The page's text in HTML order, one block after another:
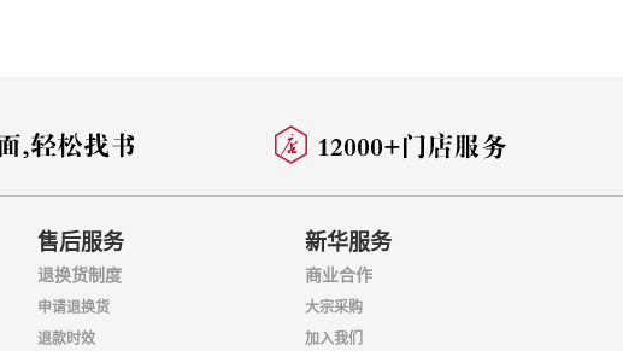
售后服务
退换货制度
申请退换货
退款时效
新华服务
商业合作
大宗采购
加入我们